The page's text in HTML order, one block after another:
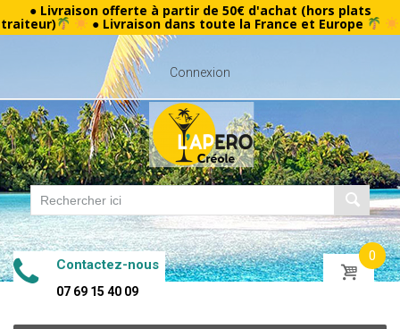
● Livraison offerte à partir de 50€ d'achat (hors plats
traiteur) ● Livraison dans toute la France et Europe
Connexion
Contactez-nous
07 69 15 40 09
0